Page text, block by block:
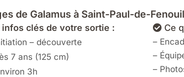
de Galamus à Saint-Paul-de-
infos clés de votre sortie :
– découverte
7 ans (125 cm)
3h
Ce
–
–
–